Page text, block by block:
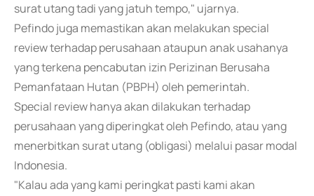
surat utang tadi yang jatuh tempo," ujarnya.
Pefindo juga memastikan akan melakukan special
review terhadap perusahaan ataupun anak usahanya
yang terkena pencabutan izin Perizinan Berusaha
Pemanfataan Hutan (PBPH) oleh pemerintah.
Special review hanya akan dilakukan terhadap
perusahaan yang diperingkat oleh Pefindo, atau yang
menerbitkan surat utang (obligasi) melalui pasar modal
Indonesia.
"Kalau ada yang kami peringkat pasti kami akan